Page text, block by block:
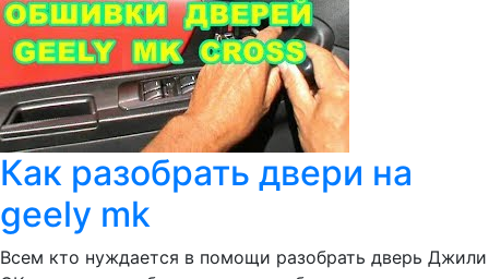
Как разобрать двери на
geely mk
Всем кто нуждается в помощи разобрать дверь Джили